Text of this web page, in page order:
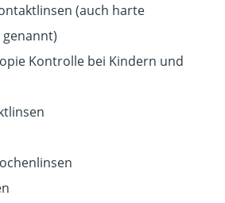
(auch harte
Kontrolle bei Kindern und